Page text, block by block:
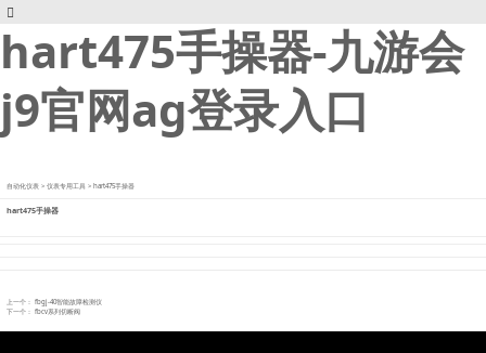
hart475手操器-九游会
j9官网ag登录入口
自动化仪表> 仪表专用工具 > hart475手操器
hart475手操器
上一个： fbgj-40智能故障检测仪
下一个： fbcv系列切断阀